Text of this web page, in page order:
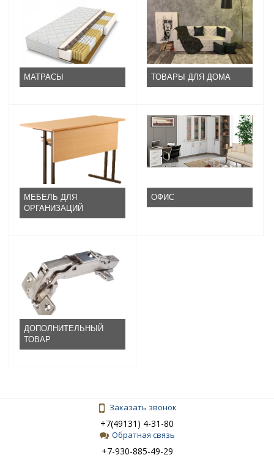
МАТРАСЫ ТОВАРЫ ДЛЯ ДОМА
МЕБЕЛЬ ДЛЯ
ОРГАНИЗАЦИЙ
ОФИС
ДОПОЛНИТЕЛЬНЫЙ
ТОВАР
Заказать звонок
+7(49131) 4-31-80
Обратная связь
+7-930-885-49-29